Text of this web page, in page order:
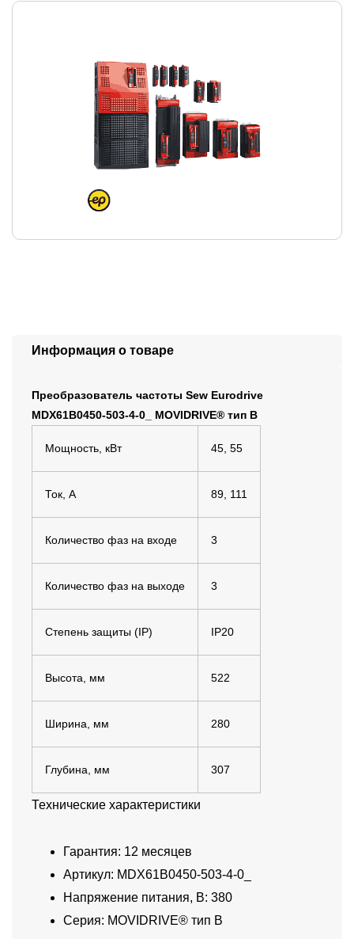
Информация о товаре
Преобразователь частоты Sew Eurodrive
MDX61B0450-503-4-0_ MOVIDRIVE® тип В
Мощность, кВт 45, 55
Ток, А 89, 111
Количество фаз на входе 3
Количество фаз на выходе 3
Степень защиты (IP) IP20
Высота, мм 522
Ширина, мм 280
Глубина, мм 307
Технические характеристики
Гарантия: 12 месяцев
Артикул: MDX61B0450-503-4-0_
Напряжение питания, В: 380
Серия: MOVIDRIVE® тип В